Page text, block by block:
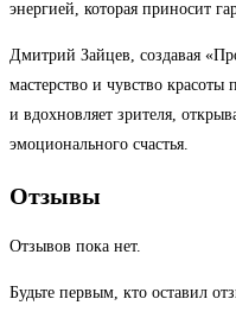
энергией, которая приносит
Дмитрий Зайцев, создавая
мастерство и чувство
и вдохновляет зрителя,
эмоционального счастья.
Отзывы
Отзывов пока нет.
Будьте первым, кто оставил